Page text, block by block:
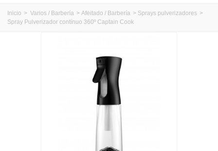
Inicio > Varios / Barbería > Afeitado / Barbería > Sprays pulverizadores >
Spray Pulverizador contínuo 360º Captain Cook